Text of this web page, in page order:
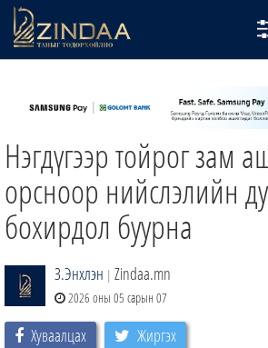
ТВ8
ӨГЛӨӨНИЙ СОНИН
АУДИО ЗОХИОЛ
ЗИНДАА СЭТГҮҮЛ
Нэгдүгээр тойрог зам
орсноор нийслэлийн
бохирдол буурна
З.Энхлэн | Zindaa.mn
2026 оны 05 сарын 07
Хуваалцах Жиргэх